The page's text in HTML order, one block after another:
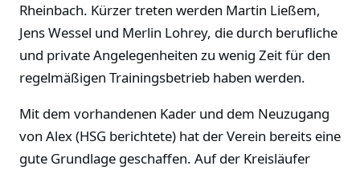
Rheinbach. Kürzer treten werden Martin Ließem,
Jens Wessel und Merlin Lohrey, die durch berufliche
und private Angelegenheiten zu wenig Zeit für den
regelmäßigen Trainingsbetrieb haben werden.
Mit dem vorhandenen Kader und dem Neuzugang
von Alex (HSG berichtete) hat der Verein bereits eine
gute Grundlage geschaffen. Auf der Kreisläufer